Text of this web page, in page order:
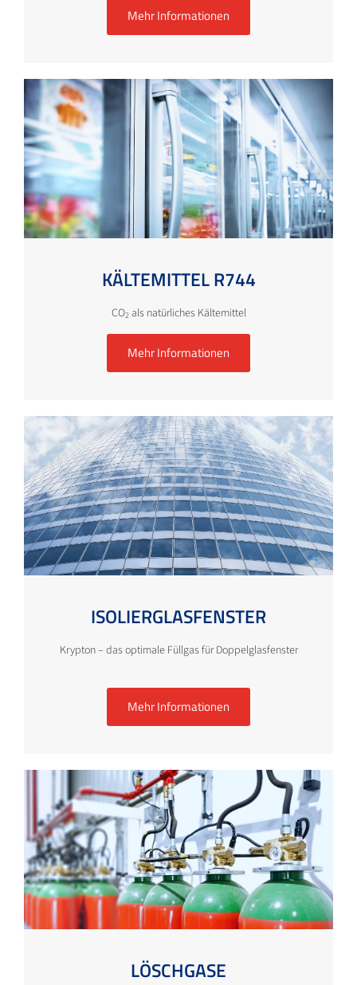
Mehr Informationen
KÄLTEMITTEL R744
CO2als natürliches Kältemittel
Mehr Informationen
ISOLIERGLASFENSTER
Krypton – das optimale Füllgas für Doppelglasfenster
Mehr Informationen
LÖSCHGASE